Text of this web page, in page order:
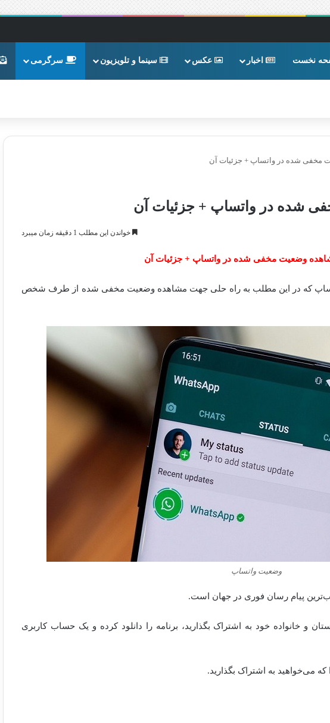
نخست اخبار عکس سینما و تلویزیون سرگرمی
مخفی شده در واتساپ + جزئیات آن
شده در واتساپ + جزئیات آن
خواندن این مطلب 1 دقیقه زمان میبرد
وضعیت مخفی شده در واتساپ + جزئیات آن
که در این مطلب به راه حلی جهت مشاهده وضعیت مخفی شده از طرف شخص
وضعیت واتساپ
و خانواده خود به اشتراک بگذارید، برنامه را دانلود کرده و یک حساب کاربری
می‌خواهید به اشتراک بگذارید.